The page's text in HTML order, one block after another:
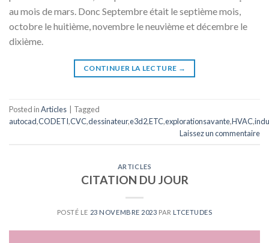
au mois de mars. Donc Septembre était le septième mois,
octobre le huitième, novembre le neuvième et décembre le
dixième.
CONTINUER LA LECTURE →
Posted inArticles
Tagged
autocad,CODETI,CVC,dessinateur,e3d2,ETC,explorationsavante,HVAC,
Laissez un commentaire
ARTICLES
CITATION DU JOUR
POSTÉ LE 23 NOVEMBRE 2023 PAR LTCETUDES